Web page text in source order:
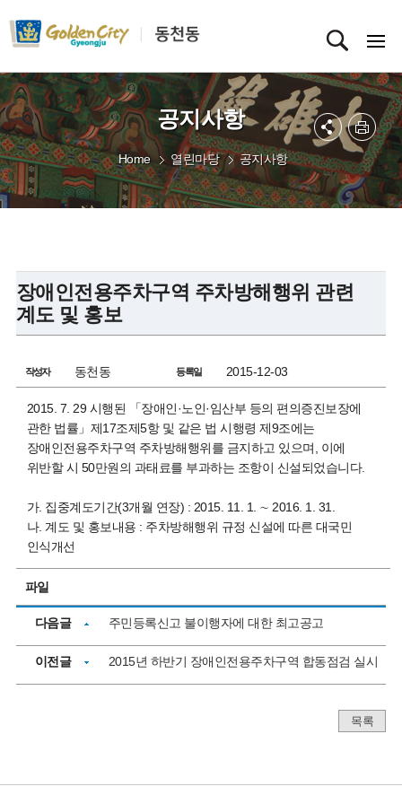
공지사항
Home 열린마당 공지사항
장애인전용주차구역 주차방해행위 관련
계도 및 홍보
작성자 동천동 등록일 2015-12-03
2015. 7. 29 시행된 「장애인·노인·임산부 등의 편의증진보장에
관한 법률」제17조제5항 및 같은 법 시행령 제9조에는
장애인전용주차구역 주차방해행위를 금지하고 있으며, 이에
위반할 시 50만원의 과태료를 부과하는 조항이 신설되었습니다.
가. 집중계도기간(3개월 연장) : 2015. 11. 1. ∼ 2016. 1. 31.
나. 계도 및 홍보내용 : 주차방해행위 규정 신설에 따른 대국민
인식개선
파일
다음글 주민등록신고 불이행자에 대한 최고공고
이전글 2015년 하반기 장애인전용주차구역 합동점검 실시
목록